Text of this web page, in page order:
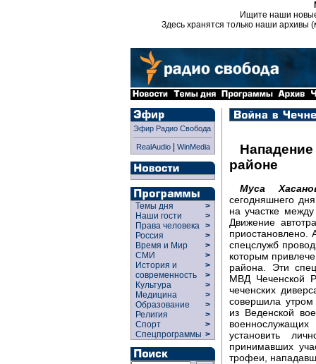
Ищите наши
Здесь хранятся только наши архивы
Эфир Радио Свобода
RealAudio| WinMedia
Темы дня
>
Наши гости
>
Права человека >
Россия
>
Время и Мир
>
СМИ
>
История и
современность
>
>
Культура
>
Медицина
>
Образование
>
Религия
>
Спорт
>
Спецпрограммы >
районе
Муса
сегодняшнего
на участке
Движение
приостановлено.
спецслужб
которым
района. Эти
МВД Чеченской
чеченских
совершила утром
из Веденской
установить
принимавших
трофеи,